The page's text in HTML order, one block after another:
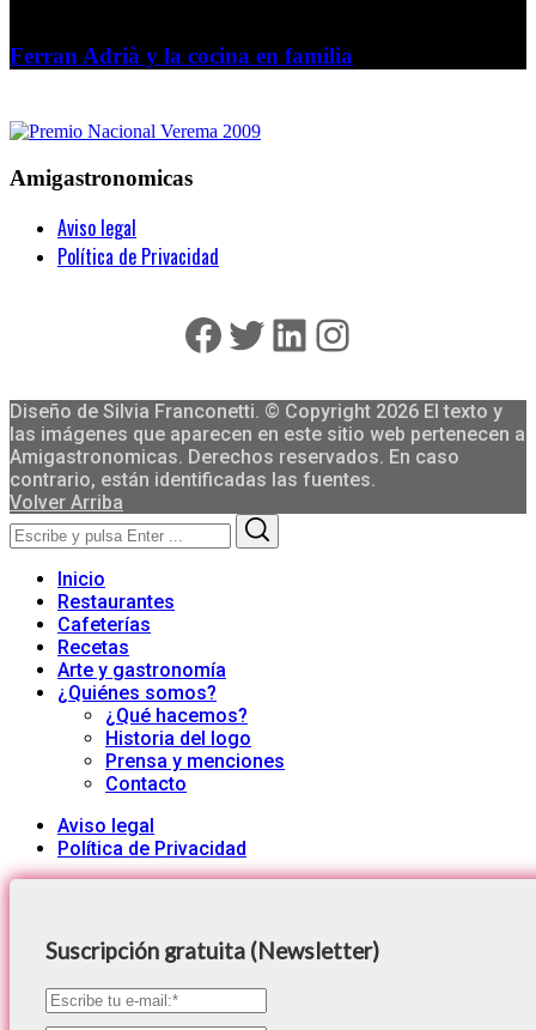
Ferran Adrià y la cocina en familia
Amigastronomicas
Aviso legal
Política de Privacidad
Facebook
Twitter
LinkedIn
Instagram
Diseño de Silvia Franconetti. © Copyright 2026 El texto y
las imágenes que aparecen en este sitio web pertenecen a
Amigastronomicas. Derechos reservados. En caso
contrario, están identificadas las fuentes.
Volver Arriba
Search
for:
Inicio
Restaurantes
Cafeterías
Recetas
Arte y gastronomía
¿Quiénes somos?
¿Qué hacemos?
Historia del logo
Prensa y menciones
Contacto
Aviso legal
Política de Privacidad
Suscripción gratuita (Newsletter)